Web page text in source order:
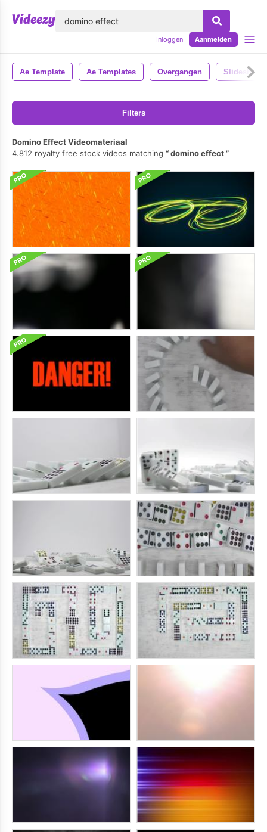
Inloggen Aanmelden
Ae Template Ae Templates Overgangen Slideshow
Filters
Domino Effect Videomateriaal
4.812 royalty free stock videos matching
domino effect